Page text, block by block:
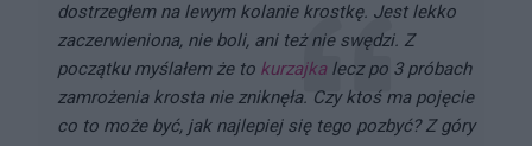
dostrzegłem na lewym kolanie krostkę. Jest lekko
zaczerwieniona, nie boli, ani też nie swędzi. Z
początku myślałem że to kurzajkalecz po 3 próbach
zamrożenia krosta nie zniknęła. Czy ktoś ma pojęcie
co to może być, jak najlepiej się tego pozbyć? Z góry